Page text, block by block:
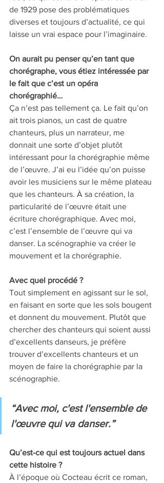
de 1929 pose des problématiques
diverses et toujours d’actualité, ce qui
laisse un vrai espace pour l’imaginaire.
On aurait pu penser qu’en tant que
chorégraphe, vous étiez intéressée par
le fait que c’est un opéra
chorégraphié…
Ça n’est pas tellement ça. Le fait qu’on
ait trois pianos, un cast de quatre
chanteurs, plus un narrateur, me
donnait une sorte d’objet plutôt
intéressant pour la chorégraphie même
de l’œuvre. J’ai eu l’idée qu’on puisse
avoir les musiciens sur le même plateau
que les chanteurs. À sa création, la
particularité de l’œuvre était une
écriture chorégraphique. Avec moi,
c’est l’ensemble de l’œuvre qui va
danser. La scénographie va créer le
mouvement et la chorégraphie.
Avec quel procédé ?
Tout simplement en agissant sur le sol,
en faisant en sorte que les sols bougent
et donnent du mouvement. Plutôt que
chercher des chanteurs qui soient aussi
d’excellents danseurs, je préfère
trouver d’excellents chanteurs et un
moyen de faire la chorégraphie par la
scénographie.
“Avec moi, c'est l'ensemble de
l'œuvre qui va danser.”
Qu’est-ce qui est toujours actuel dans
cette histoire ?
À l’époque où Cocteau écrit ce roman,